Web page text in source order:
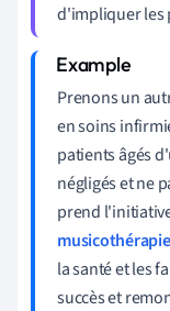
d'impliquer les
Prenons un
en soins
patients âgés
négligés et ne
prend
musicothérapie
la santé et les
succès et